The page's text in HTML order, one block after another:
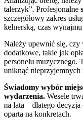
talerzyk”. Profesjonalne
szczegółowy zakres
kelnerską, czas
Należy upewnić się,
dodatkowe, takie jak
personelu muzycznego.
uniknąć nieprzyjemnych
Świadomy wybór
wydarzenia. Wesele
na lata – dlatego
oparta na konkretach.